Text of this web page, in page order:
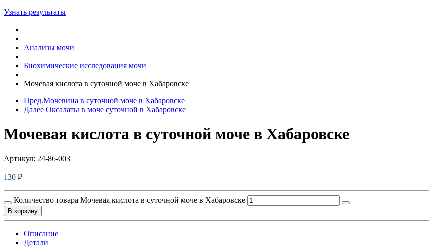
Узнать результаты
Анализы мочи
Биохимические исследования мочи
Мочевая кислота в суточной моче в Хабаровске
Пред.Мочевина в суточной моче в Хабаровске
Далее Оксалаты в моче суточной в Хабаровске
Мочевая кислота в суточной моче в Хабаровске
Артикул: 24-86-003
130 ₽
Количество товара Мочевая кислота в суточной моче в Хабаровске
В корзину
Описание
Детали